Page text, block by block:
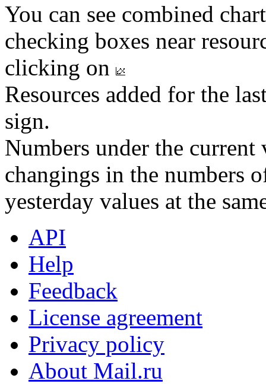
You can see combined
checking boxes near
clicking on
Resources added for the
sign.
Numbers under the
changings in the numbers
yesterday values at the
API
Help
Feedback
License agreement
Privacy policy
About Mail.ru